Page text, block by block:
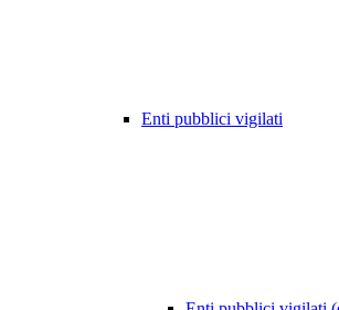
Enti pubblici vigilati